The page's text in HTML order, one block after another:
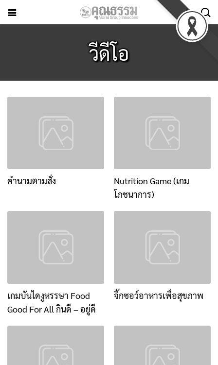
วีดีโอ
คำนามตามสั่ง
Nutrition Game (เกม
โภชนาการ)
เกมบันไดงูหรรษา Food
Good For All กินดี – อยู่ดี
จิ๊กซอว์อาหารเพื่อสุขภาพ